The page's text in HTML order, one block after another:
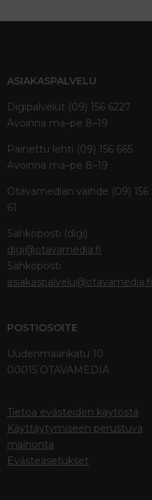
ASIAKASPALVELU
Digipalvelut (09) 156 6227
Avoinna ma–pe 8–19
Painettu lehti (09) 156 665
Avoinna ma–pe 8–19
Otavamedian vaihde (09) 156
61
Sähköposti (digi)
digi@otavamedia.fi
Sähköposti
asiakaspalvelu@otavamedia.fi
POSTIOSOITE
Uudenmaankatu 10
00015 OTAVAMEDIA
Tietoa evästeiden käytöstä
Käyttäytymiseen perustuva
mainonta
Evästeasetukset